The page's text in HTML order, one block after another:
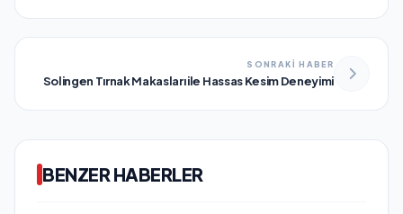
SONRAKİ HABER
Solingen Tırnak Makasları ile Hassas Kesim Deneyimi
BENZER HABERLER